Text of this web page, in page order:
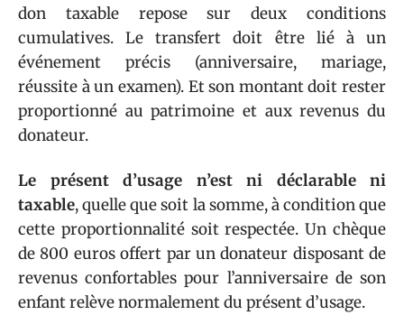
don taxable repose sur deux conditions
cumulatives. Le transfert doit être lié à un
événement précis (anniversaire, mariage,
réussite à un examen). Et son montant doit rester
proportionné au patrimoine et aux revenus du
donateur.
Le présent d’usage n’est ni déclarable ni
taxable, quelle que soit la somme, à condition que
cette proportionnalité soit respectée. Un chèque
de 800 euros offert par un donateur disposant de
revenus confortables pour l’anniversaire de son
enfant relève normalement du présent d’usage.